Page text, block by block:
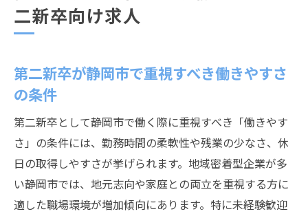
二新卒向け求人
第二新卒が静岡市で重視すべき働きやすさ
の条件
第二新卒として静岡市で働く際に重視すべき「働きやす
さ」の条件には、勤務時間の柔軟性や残業の少なさ、休
日の取得しやすさが挙げられます。地域密着型企業が多
い静岡市では、地元志向や家庭との両立を重視する方に
適した職場環境が増加傾向にあります。特に未経験歓迎